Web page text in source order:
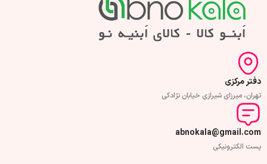
دفتر مرکزی
تهران، میرزای شیرازی خیابان نژادکی
abnokala@gmail.com
پست الکترونیکی